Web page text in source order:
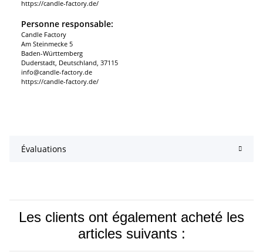
https://candle-factory.de/
Personne responsable:
Candle Factory
Am Steinmecke 5
Baden-Württemberg
Duderstadt, Deutschland, 37115
info@candle-factory.de
https://candle-factory.de/
Évaluations
Les clients ont également acheté les
articles suivants :